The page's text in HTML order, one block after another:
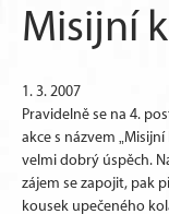
Misijní
1. 3. 2007
Pravidelně se na 4.
akce s názvem
velmi dobrý úspěch.
zájem se zapojit, pak
kousek upečeného